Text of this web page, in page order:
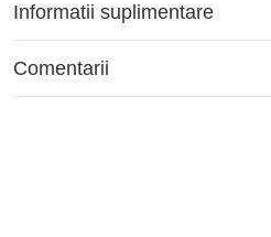
Informatii suplimentare
Comentarii